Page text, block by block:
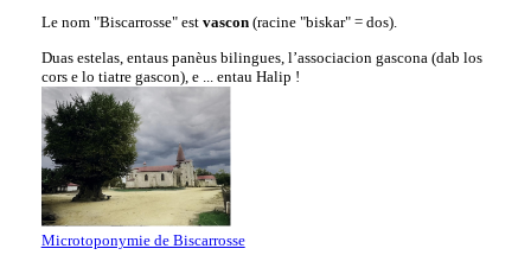
Le nom "Biscarrosse" est vascon(racine "biskar" = dos).
Duas estelas, entaus panèus bilingues, l’associacion gascona (dab los
cors e lo tiatre gascon), e ... entau Halip !
Microtoponymie de Biscarrosse